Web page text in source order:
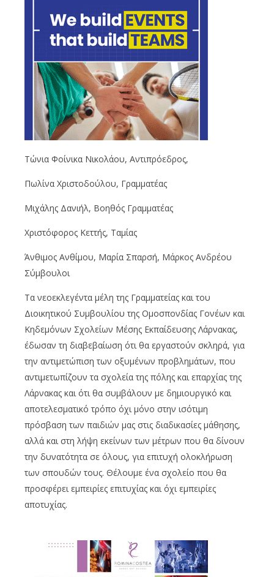
Τώνια Φοίνικα Νικολάου, Αντιπρόεδρος,
Πωλίνα Χριστοδούλου, Γραμματέας
Μιχάλης Δανιήλ, Βοηθός Γραμματέας
Χριστόφορος Κεττής, Ταμίας
Άνθιμος Ανθίμου, Μαρία Σπαρσή, Μάρκος Ανδρέου
Σύμβουλοι
Τα νεοεκλεγέντα μέλη της Γραμματείας και του
Διοικητικού Συμβουλίου της Ομοσπονδίας Γονέων και
Κηδεμόνων Σχολείων Μέσης Εκπαίδευσης Λάρνακας,
έδωσαν τη διαβεβαίωση ότι θα εργαστούν σκληρά, για
την αντιμετώπιση των οξυμένων προβλημάτων, που
αντιμετωπίζουν τα σχολεία της πόλης και επαρχίας της
Λάρνακας και ότι θα συμβάλουν με δημιουργικό και
αποτελεσματικό τρόπο όχι μόνο στην ισότιμη
πρόσβαση των παιδιών μας στις διαδικασίες μάθησης,
αλλά και στη λήψη εκείνων των μέτρων που θα δίνουν
την δυνατότητα σε όλους, για επιτυχή ολοκλήρωση
των σπουδών τους. Θέλουμε ένα σχολείο που θα
προσφέρει εμπειρίες επιτυχίας και όχι εμπειρίες
αποτυχίας.